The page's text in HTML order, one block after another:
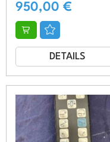
950,00 €
DETAILS